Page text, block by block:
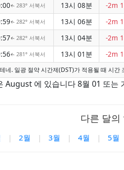
↑ 283° 서북서 13시 08분 -2m
↑ 282° 서북서 13시 06분 -2m
↑ 282° 서북서 13시 04분 -2m
↑ 281° 서북서 13시 01분 -2m
네. 일광 절약 시간제(DST)가 적용될 때 시간
August 에 있습니다 8월 01 또
다른 달
| 2월 | 3월 | 4월 | 5월